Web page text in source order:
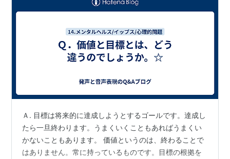
Ａ. 目標は将来的に達成しようとするゴールです。達成し
たら一旦終わります。うまくいくこともあればうまくい
かないこともあります。 価値というのは、終わることで
はありません。常に持っているものです。目標の根拠を